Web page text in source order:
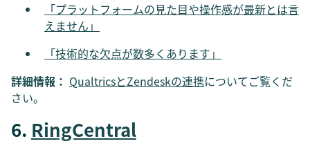
「プラットフォームの見た目や操作感が最新とは言
えません」
「技術的な欠点が数多くあります」
詳細情報： QualtricsとZendeskの連携についてご覧くだ
さい。
6. RingCentral